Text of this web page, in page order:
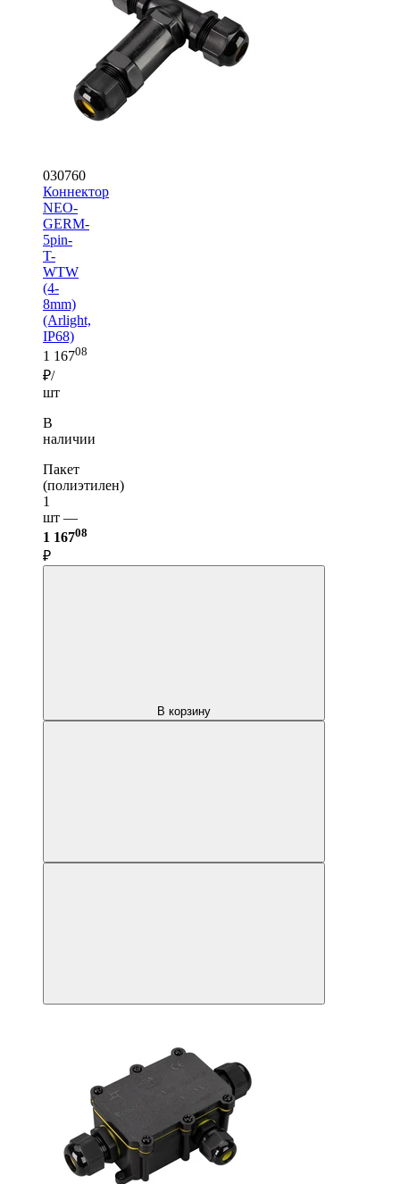
030760
Коннектор
NEO-
GERM-
5pin-
T-
WTW
(4-
8mm)
(Arlight,
IP68)
1 16708
₽/
шт
В
наличии
Пакет
(полиэтилен)
1
шт —
1 16708
₽
В корзину